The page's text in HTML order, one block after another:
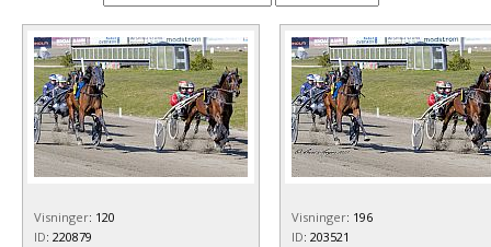
Visninger: 120
ID: 220879
Visninger: 196
ID: 203521